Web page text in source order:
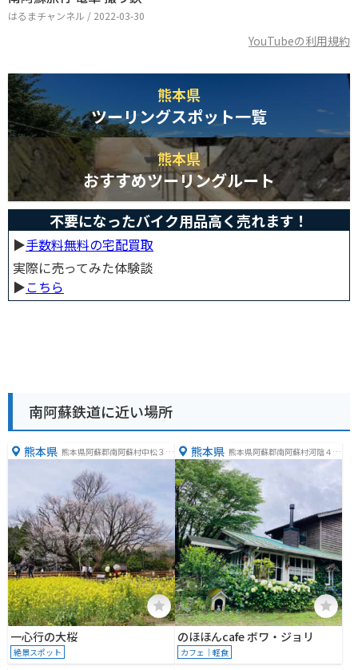
はるまチャンネル / 2022-03-30
YouTubeの利用規約
熊本県
ツーリングスポット一覧
熊本県
おすすめツーリングルート
不要になったバイク用品高く売れます！
▶︎手数料無料の宅配買取
実際に売ってみた体験談
▶︎こちら
南阿蘇鉄道に近い場所
熊本県 熊本県阿蘇郡南阿蘇村中松３２
一心行の大桜
絶景スポット
熊本県 熊本県阿蘇郡南阿蘇村河陰４０
９−５
のほほんcafe ボワ・ジョリ
カフェ｜軽食